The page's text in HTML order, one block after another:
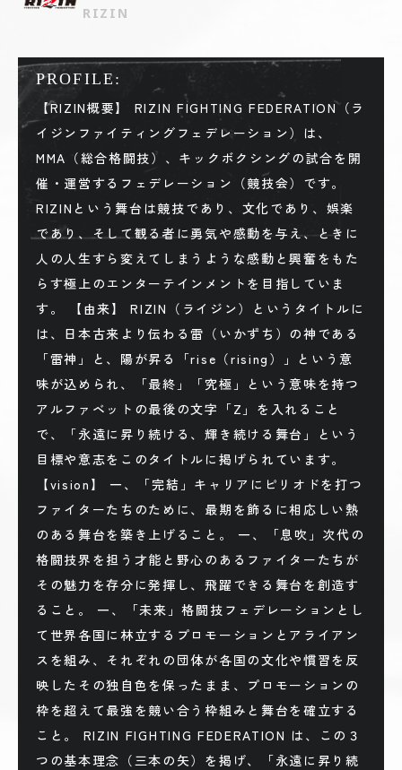
RIZIN
PROFILE:
【RIZIN概要】 RIZIN FIGHTING FEDERATION（ラ
イジンファイティングフェデレーション）は、
MMA（総合格闘技）、キックボクシングの試合を開
催・運営するフェデレーション（競技会）です。
RIZINという舞台は競技であり、文化であり、娯楽
であり、そして観る者に勇気や感動を与え、ときに
人の人生すら変えてしまうような感動と興奮をもた
らす極上のエンターテインメントを目指していま
す。 【由来】 RIZIN（ライジン）というタイトルに
は、日本古来より伝わる雷（いかずち）の神である
「雷神」と、陽が昇る「rise（rising）」という意
味が込められ、「最終」「究極」という意味を持つ
アルファベットの最後の文字「Z」を入れること
で、「永遠に昇り続ける、輝き続ける舞台」という
目標や意志をこのタイトルに掲げられています。
【vision】 一、「完結」キャリアにピリオドを打つ
ファイターたちのために、最期を飾るに相応しい熱
のある舞台を築き上げること。 一、「息吹」次代の
格闘技界を担う才能と野心のあるファイターたちが
その魅力を存分に発揮し、飛躍できる舞台を創造す
ること。 一、「未来」格闘技フェデレーションとし
て世界各国に林立するプロモーションとアライアン
スを組み、それぞれの団体が各国の文化や慣習を反
映したその独自色を保ったまま、プロモーションの
枠を超えて最強を競い合う枠組みと舞台を確立する
こと。 RIZIN FIGHTING FEDERATION は、この３
つの基本理念（三本の矢）を掲げ、「永遠に昇り続